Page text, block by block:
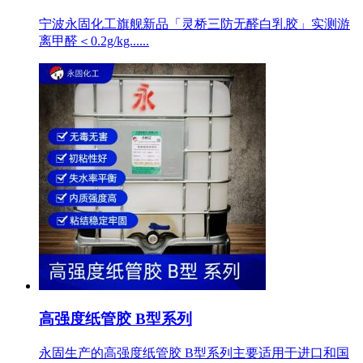
宁波永固化工旗舰新品「灵桥三防无醛白乳胶」实测游
离甲醛＜0.2g/kg......
高强度纸管胶 B型系列
永固生产的高强度纸管胶 B型系列主要适用于进口和国